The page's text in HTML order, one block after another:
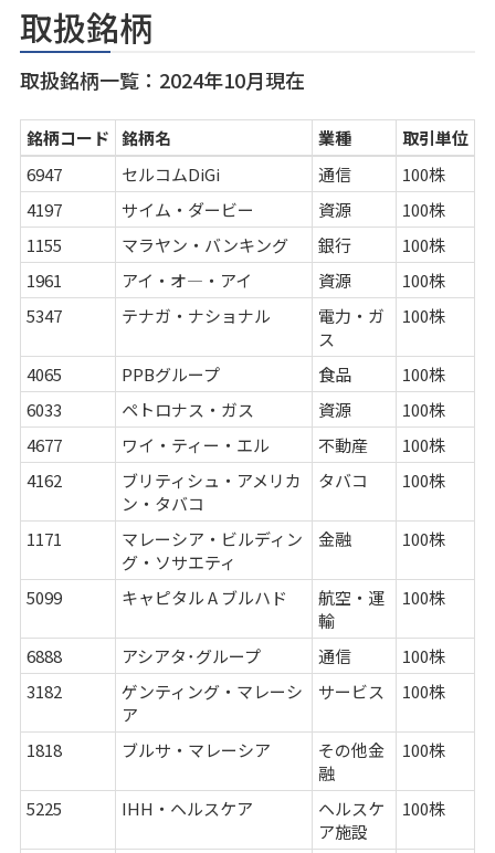
取扱銘柄
取扱銘柄一覧：2024年10月現在
銘柄コード 銘柄名 業種
取引単位
6947
セルコムDiGi 通信
100株
4197
サイム・ダービー 資源
100株
1155
マラヤン・バンキング 銀行
100株
1961
アイ・オ―・アイ 資源
100株
5347
テナガ・ナショナル
電力・ガ
ス
100株
4065 PPBグループ 食品
100株
6033
ペトロナス・ガス 資源
100株
4677
ワイ・ティー・エル 不動産
100株
4162
ブリティシュ・アメリカ
ン・タバコ
タバコ 100株
1171
マレーシア・ビルディン
グ・ソサエティ
金融 100株
5099 キャピタル A ブルハド
航空・運
輸
100株
6888 アシアタ･グループ 通信
100株
3182
ゲンティング・マレーシ
ア
サービス 100株
1818 ブルサ・マレーシア
その他金
融
100株
5225 IHH・ヘルスケア
ヘルスケ
ア施設
100株